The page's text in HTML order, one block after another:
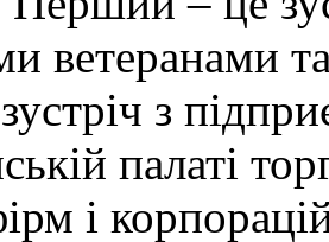
ветеранами
з
палаті
і